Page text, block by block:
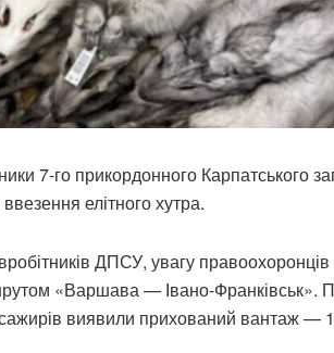
7-го прикордонного Карпатського
елітного хутра.
ДПСУ, увагу правоохоронців
«Варшава — Івано-Франківськ».
виявили прихований вантаж —